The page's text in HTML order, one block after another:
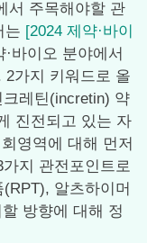
서 주목해야할 관
는 [2024 제약·바이
바이오 분야에서
2가지 키워드로 올
레틴(incretin) 약
진전되고 있는 자
영역에 대해 먼저
지 관전포인트로
알츠하이머
방향에 대해 정